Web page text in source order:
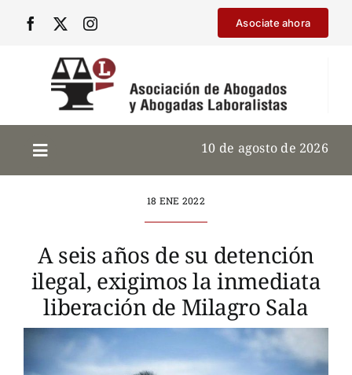
Asociate ahora
10 de agosto de 2026
18 ENE 2022
A seis años de su detención
ilegal, exigimos la inmediata
liberación de Milagro Sala